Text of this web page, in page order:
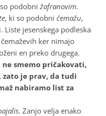
podobni žafranovim.
, ki so podobni čemažu,
jesenskega podleska
ker nimajo
en preko drugega.
smemo pričakovati,
zato je prav, da tudi
nabiramo list za
. Zanjo velja enako